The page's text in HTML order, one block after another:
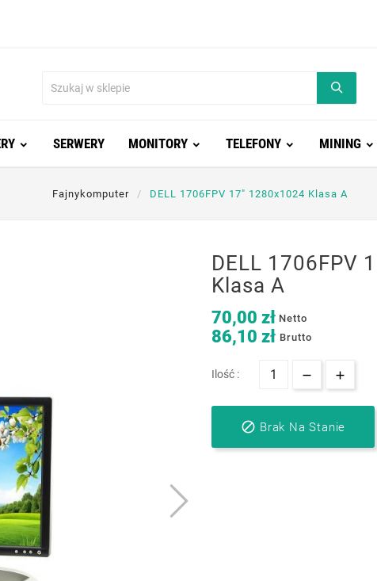
SERWERY MONITORY TELEFONY MINING
Fajnykomputer DELL 1706FPV 17" 1280x1024 Klasa A
DELL 1706FPV
Klasa A
70,00 zł Netto
86,10 zł Brutto
Ilość :
 Brak Na Stanie